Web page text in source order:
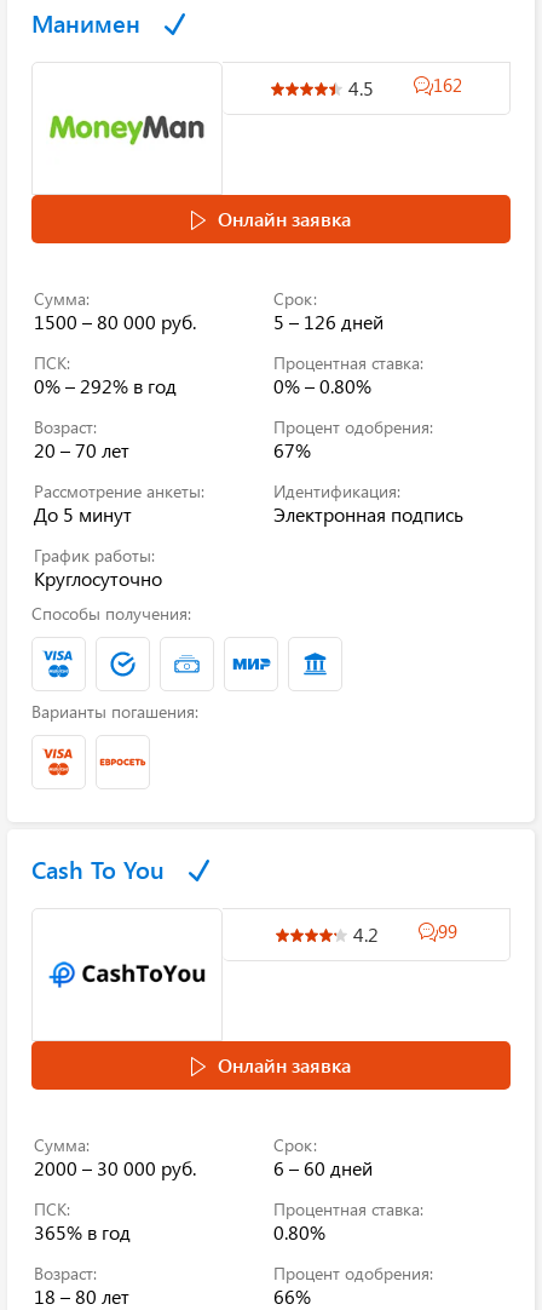
Манимен
4.5 162
Онлайн заявка
Сумма:
1500 – 80 000 руб.
Срок:
5 – 126 дней
ПСК:
0% – 292% в год
Процентная ставка:
0% – 0.80%
Возраст:
20 – 70 лет
Процент одобрения:
67%
Рассмотрение анкеты:
До 5 минут
Идентификация:
Электронная подпись
График работы:
Круглосуточно
Способы получения:
Варианты погашения:
Cash To You
4.2 99
Онлайн заявка
Сумма:
2000 – 30 000 руб.
Срок:
6 – 60 дней
ПСК:
365% в год
Процентная ставка:
0.80%
Возраст:
18 – 80 лет
Процент одобрения:
66%